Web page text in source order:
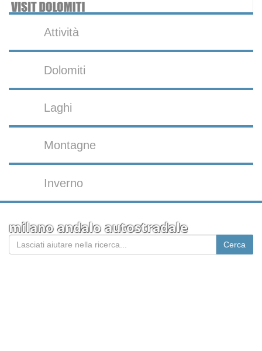
Attività
Dolomiti
Laghi
Montagne
Inverno
milano andalo autostradale